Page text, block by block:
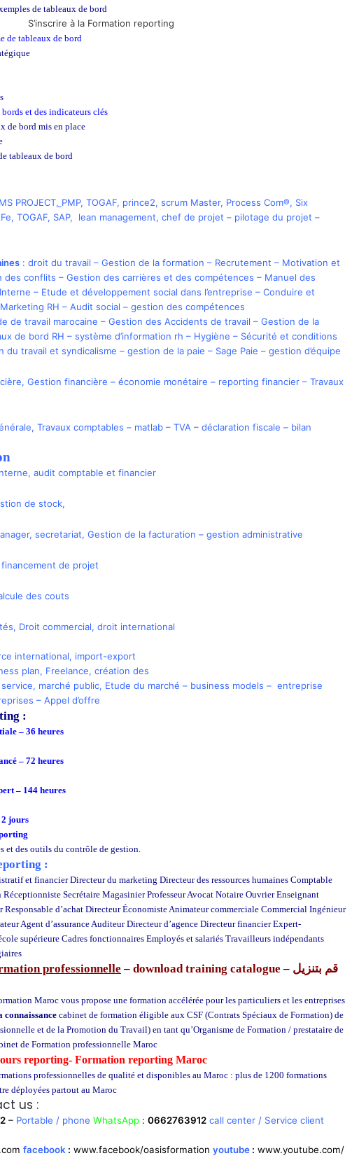
de tableaux de bord
S’inscrire à la Formation reporting
de tableaux de bord
et des indicateurs clés
de bord mis en place
tableaux de bord
MS PROJECT, PMP, TOGAF, prince2, scrum Master, Process Com®, Six
, TOGAF, SAP, lean management, chef de projet – pilotage du projet –
: droit du travail – Gestion de la formation – Recrutement – Motivation et
des conflits – Gestion des carrières et des compétences – Manuel des
– Etude et développement social dans l’entreprise – Conduire et
Marketing RH – Audit social – gestion des compétences
de travail marocaine – Gestion des Accidents de travail – Gestion de la
de bord RH – système d’information rh – Hygiène – Sécurité et conditions
du travail et syndicalisme – gestion de la paie – Sage Paie – gestion d’équipe
, Gestion financière – économie monétaire – reporting financier – Travaux
, Travaux comptables – matlab – TVA – déclaration fiscale – bilan
, audit comptable et financier
de stock,
, secretariat, Gestion de la facturation – gestion administrative
financement de projet
des couts
, Droit commercial, droit international
international, import-export
plan, Freelance, création des
service, marché public, Etude du marché – business models – entreprise
– Appel d’offre
:
– 36 heures
– 72 heures
– 144 heures
2 jours
et des outils du contrôle de gestion.
:
et financier Directeur du marketing Directeur des ressources humaines Comptable
Secrétaire Magasinier Professeur Avocat Notaire Ouvrier Enseignant
d’achat Directeur Économiste Animateur commerciale Commercial Ingénieur
Agent d’assurance Auditeur Directeur d’agence Directeur financier Expert-
supérieure Cadres fonctionnaires Employés et salariés Travailleurs indépendants
professionnelle – download training catalogue–
Maroc vous propose une formation accélérée pour les particuliers et les entreprises
connaissance cabinet de formation éligible aux CSF (Contrats Spéciaux de Formation) de
et de la Promotion du Travail) en tant qu’Organisme de Formation / prestataire de
de Formation professionnelle Maroc
reporting- Formation reporting Maroc
professionnelles de qualité et disponibles au Maroc : plus de 1200 formations
déployées partout au Maroc
us :
– Portable / phone WhatsApp : 0662763912 call center / Service client
facebook : www.facebook/oasisformation youtube : www.youtube.com/